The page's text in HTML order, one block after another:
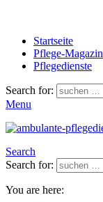
Startseite
Pflege-Magazin
Pflegedienste
Search for:
Menu
Search
Search for:
You are here: